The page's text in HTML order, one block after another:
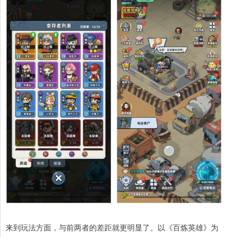
来到玩法方面，与前两者的差距就更明显了。以《百炼英雄》为